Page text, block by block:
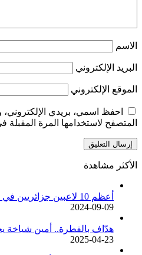
الاسم
البريد الإلكتروني
الموقع الإلكتروني
احفظ اسمي، بريدي الإلكتروني،
المتصفح لاستخدامها المرة المقبلة
الأكثر مشاهدة
أعظم 10 لاعبين جزائريين في تاريخ كرة القدم
2024-09-09
هدّاف بالفطرة.. أمين شياخة
2025-04-23